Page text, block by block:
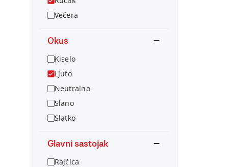
Večera
Okus
Kiselo
Ljuto
Neutralno
Slano
Slatko
Glavni sastojak
Rajčica